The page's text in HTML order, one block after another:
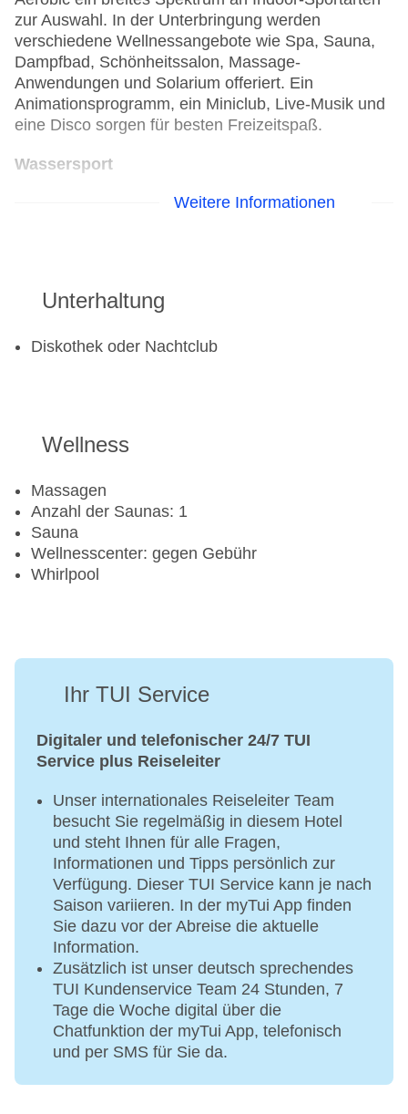
zur Auswahl. In der Unterbringung werden
verschiedene Wellnessangebote wie Spa, Sauna,
Dampfbad, Schönheitssalon, Massage-
Anwendungen und Solarium offeriert. Ein
Animationsprogramm, ein Miniclub, Live-Musik und
eine Disco sorgen für besten Freizeitspaß.
Wassersport
Golf
Golfplatz
Fitnessraum
Weitere Informationen
Unterhaltung
Diskothek oder Nachtclub
Wellness
Massagen
Anzahl der Saunas: 1
Sauna
Wellnesscenter: gegen Gebühr
Whirlpool
Ihr TUI Service
Digitaler und telefonischer 24/7 TUI
Service plus Reiseleiter
Unser internationales Reiseleiter Team
besucht Sie regelmäßig in diesem Hotel
und steht Ihnen für alle Fragen,
Informationen und Tipps persönlich zur
Verfügung. Dieser TUI Service kann je nach
Saison variieren. In der myTui App finden
Sie dazu vor der Abreise die aktuelle
Information.
Zusätzlich ist unser deutsch sprechendes
TUI Kundenservice Team 24 Stunden, 7
Tage die Woche digital über die
Chatfunktion der myTui App, telefonisch
und per SMS für Sie da.